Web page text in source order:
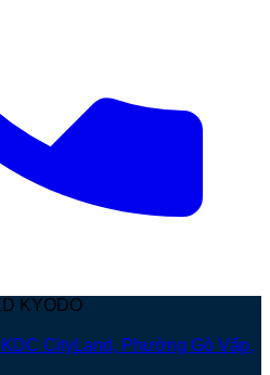
KYODO
CityLand, Phường Gò Vấp,